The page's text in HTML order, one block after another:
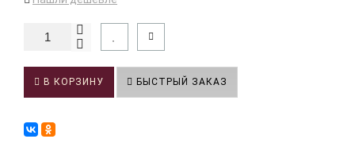
В КОРЗИНУ БЫСТРЫЙ ЗАКАЗ